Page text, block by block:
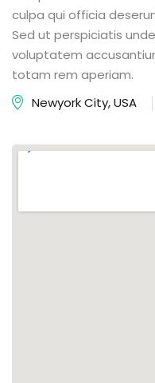
culpa qui officia
Sed ut perspiciatis
voluptatem
totam rem aperiam.
Newyork City, USA